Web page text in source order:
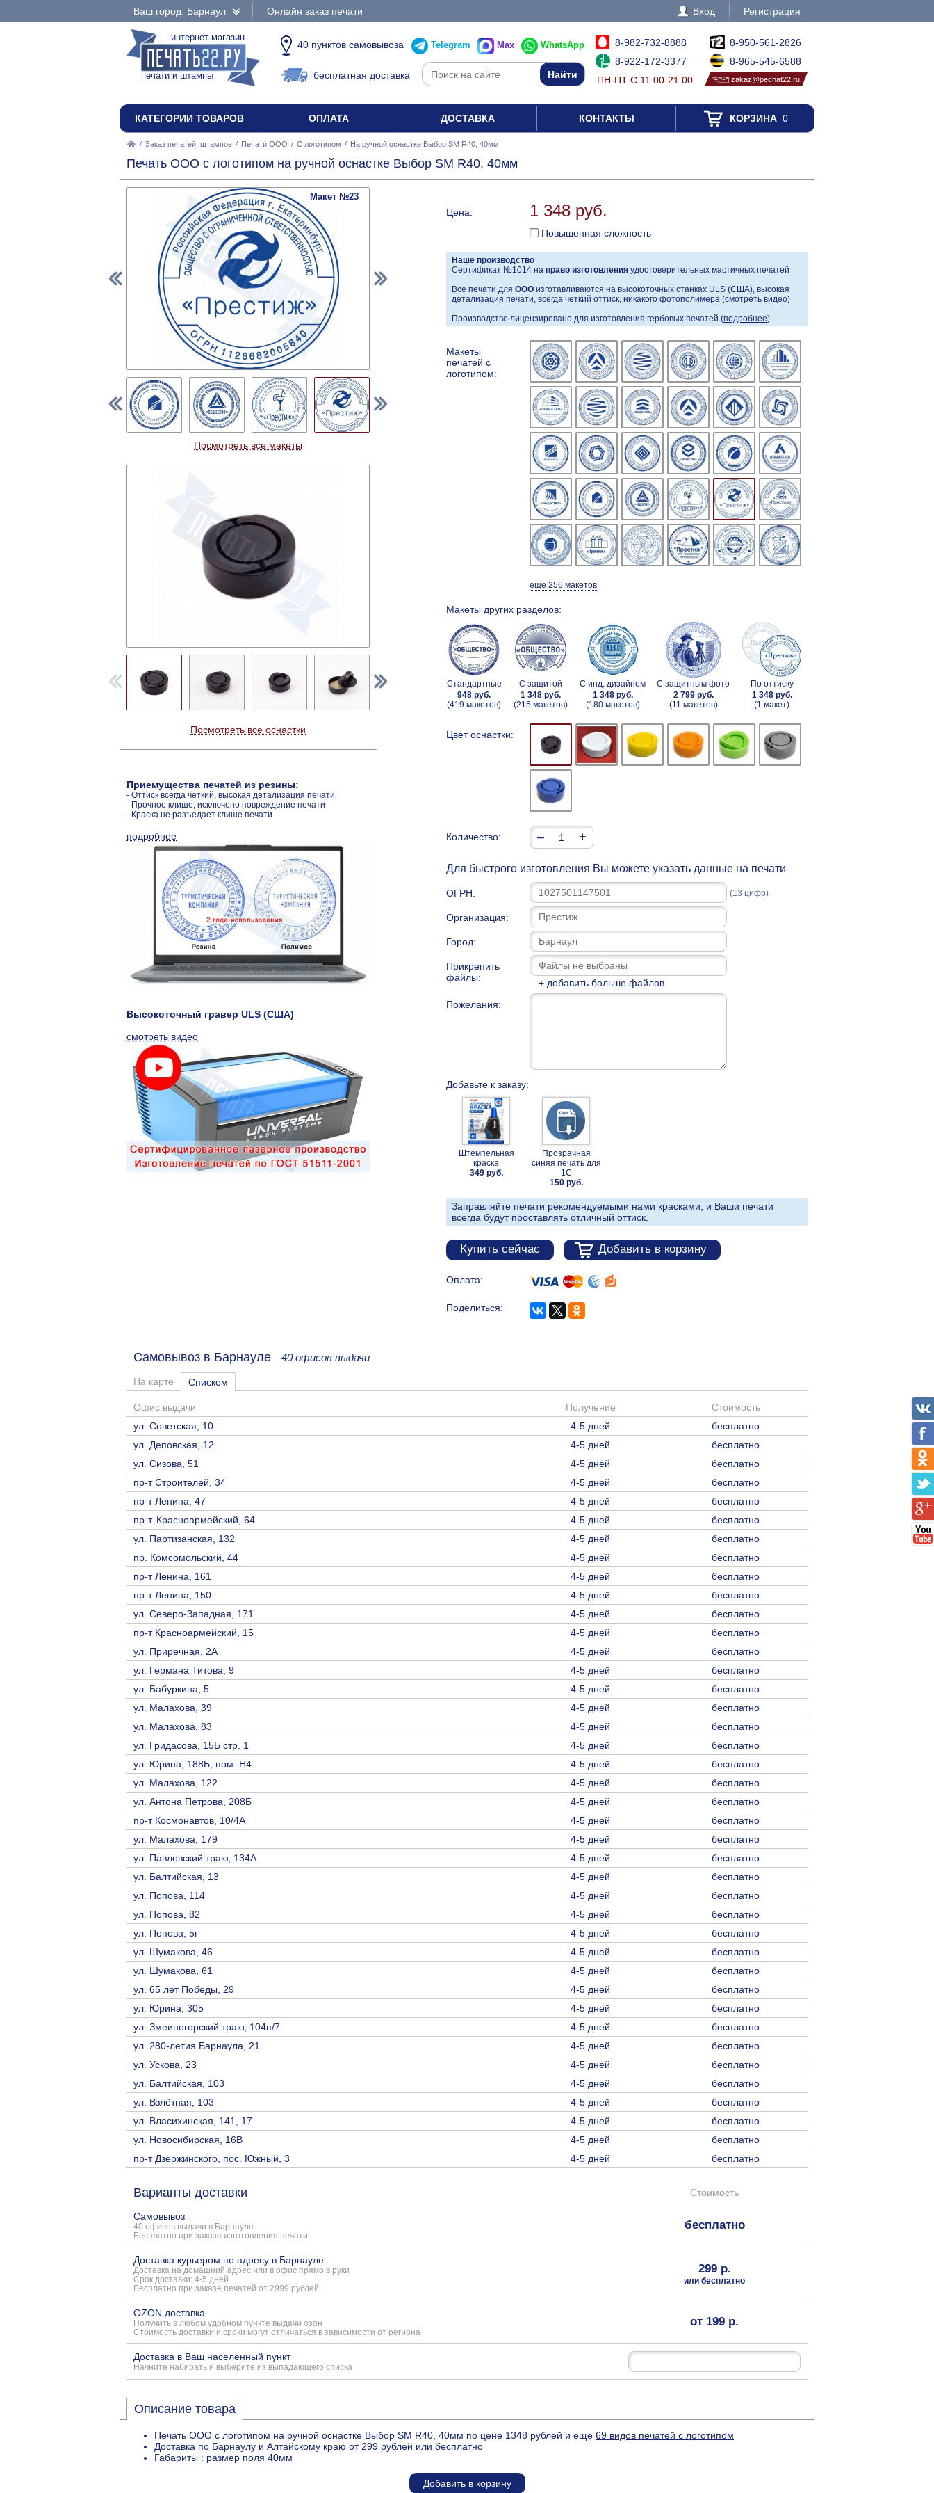
Ваш город: Барнаул Онлайн заказ печати Вход Регистрация
интернет-магазин
печати и штампы
40 пунктов самовывоза
бесплатная доставка
Telegram Max WhatsApp
8-982-732-8888
8-922-172-3377
ПН-ПТ С 11:00-21:00
8-950-561-2826
8-965-545-6588
zakaz@pechat22.ru
КАТЕГОРИИ ТОВАРОВ ОПЛАТА ДОСТАВКА КОНТАКТЫ КОРЗИНА0
/ Заказ печатей, штампов / Печати ООО / С логотипом / На ручной оснастке Выбор SM R40, 40мм
Печать ООО с логотипом на ручной оснастке Выбор SM R40, 40мм
Цена: 1 348 руб.
Повышенная сложность
Наше производство
Сертификат №1014 на право изготовления удостоверительных мастичных печатей
Все печати для ООО изготавливаются на высокоточных станках ULS (США), высокая
детализация печати, всегда четкий оттиск, никакого фотополимера (смотреть видео)
Производство лицензировано для изготовления гербовых печатей (подробнее)
Макеты
печатей с
логотипом:
еще 256 макетов
Макеты других разделов:
Стандартные
948 руб.
(419 макетов)
С защитой
1 348 руб.
(215 макетов)
С инд. дизайном
1 348 руб.
(180 макетов)
С защитным фото
2 799 руб.
(11 макетов)
По оттиску
1 348 руб.
(1 макет)
Цвет оснастки:
Количество: – +
Для быстрого изготовления Вы можете указать данные на печати
ОГРН: (13 цифр)
Организация:
Город:
Прикрепить
файлы:
+ добавить больше файлов
Пожелания:
Добавьте к заказу:
Штемпельная
краска
349 руб.
Прозрачная
синяя печать для
1С
150 руб.
Заправляйте печати рекомендуемыми нами красками, и Ваши печати
всегда будут проставлять отличный оттиск.
Купить сейчас Добавить в корзину
Оплата:
Поделиться:
Макет №23
Посмотреть все макеты
Посмотреть все оснастки
Приемущества печатей из резины:
- Оттиск всегда четкий, высокая детализация печати
- Прочное клише, исключено повреждение печати
- Краска не разъедает клише печати
подробнее
Высокоточный гравер ULS (США)
смотреть видео
Самовывоз в Барнауле 40 офисов выдачи
На карте Списком
Офис выдачи Получение
Стоимость
ул. Советская, 10
4-5 дней
бесплатно
ул. Деповская, 12
4-5 дней
бесплатно
ул. Сизова, 51
4-5 дней
бесплатно
пр-т Строителей, 34
4-5 дней
бесплатно
пр-т Ленина, 47
4-5 дней
бесплатно
пр-т. Красноармейский, 64
4-5 дней
бесплатно
ул. Партизанская, 132
4-5 дней
бесплатно
пр. Комсомольский, 44
4-5 дней
бесплатно
пр-т Ленина, 161
4-5 дней
бесплатно
пр-т Ленина, 150
4-5 дней
бесплатно
ул. Северо-Западная, 171
4-5 дней
бесплатно
пр-т Красноармейский, 15
4-5 дней
бесплатно
ул. Приречная, 2A
4-5 дней
бесплатно
ул. Германа Титова, 9
4-5 дней
бесплатно
ул. Бабуркина, 5
4-5 дней
бесплатно
ул. Малахова, 39
4-5 дней
бесплатно
ул. Малахова, 83
4-5 дней
бесплатно
ул. Гридасова, 15Б стр. 1
4-5 дней
бесплатно
ул. Юрина, 188Б, пом. Н4
4-5 дней
бесплатно
ул. Малахова, 122
4-5 дней
бесплатно
ул. Антона Петрова, 208Б
4-5 дней
бесплатно
пр-т Космонавтов, 10/4A
4-5 дней
бесплатно
ул. Малахова, 179
4-5 дней
бесплатно
ул. Павловский тракт, 134А
4-5 дней
бесплатно
ул. Балтийская, 13
4-5 дней
бесплатно
ул. Попова, 114
4-5 дней
бесплатно
ул. Попова, 82
4-5 дней
бесплатно
ул. Попова, 5г
4-5 дней
бесплатно
ул. Шумакова, 46
4-5 дней
бесплатно
ул. Шумакова, 61
4-5 дней
бесплатно
ул. 65 лет Победы, 29
4-5 дней
бесплатно
ул. Юрина, 305
4-5 дней
бесплатно
ул. Змеиногорский тракт, 104п/7
4-5 дней
бесплатно
ул. 280-летия Барнаула, 21
4-5 дней
бесплатно
ул. Ускова, 23
4-5 дней
бесплатно
ул. Балтийская, 103
4-5 дней
бесплатно
ул. Взлётная, 103
4-5 дней
бесплатно
ул. Власихинская, 141, 17
4-5 дней
бесплатно
ул. Новосибирская, 16В
4-5 дней
бесплатно
пр-т Дзержинского, пос. Южный, 3
4-5 дней бесплатно
Варианты доставки Стоимость
Самовывоз
40 офисов выдачи в Барнауле
Бесплатно при заказе изготовления печати
бесплатно
Доставка курьером по адресу в Барнауле
Доставка на домашний адрес или в офис прямо в руки
Срок доставки: 4-5 дней
Бесплатно при заказе печатей от 2999 рублей
299 р.
или бесплатно
OZON доставка
Получить в любом удобном пункте выдачи озон
Стоимость доставки и сроки могут отличаться в зависимости от региона
от 199 р.
Доставка в Ваш населенный пункт
Начните набирать и выберите из выпадающего списка
Описание товара
Печать ООО с логотипом на ручной оснастке Выбор SM R40, 40мм по цене 1348 рублей и еще 69 видов печатей с логотипом
Доставка по Барнаулу и Алтайскому краю от 299 рублей или бесплатно
Габариты : размер поля 40мм
Добавить в корзину